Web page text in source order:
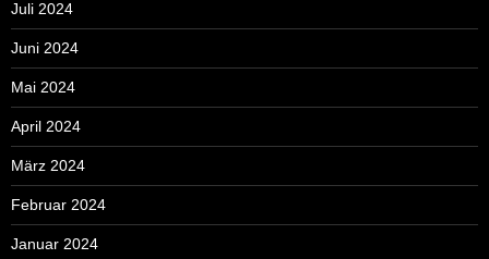
Juli 2024
Juni 2024
Mai 2024
April 2024
März 2024
Februar 2024
Januar 2024